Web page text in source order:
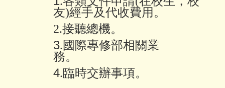
友)經手及代收費用。
2.接聽總機。
3.國際專修部相關業
務。
4.臨時交辦事項。